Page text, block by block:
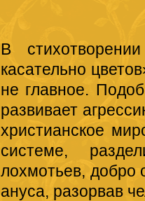
В
касательно
не главное.
развивает
христианское
системе,
лохмотьев, добро
ануса, разорвав